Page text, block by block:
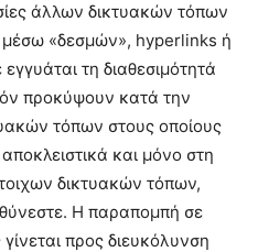
άλλων δικτυακών τόπων
μέσω «δεσμών», hyperlinks ή
τη διαθεσιμότητά
προκύψουν κατά την
τόπων στους οποίους
και μόνο στη
δικτυακών τόπων,
Η παραπομπή σε
προς διευκόλυνση